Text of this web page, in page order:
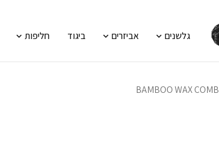
גלשנים אביזרים ביגוד חליפות
BAMBOO WAX COMB